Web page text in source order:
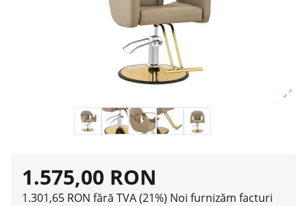
1.575,00 RON
1.301,65 RON fără TVA (21%) Noi furnizăm facturi